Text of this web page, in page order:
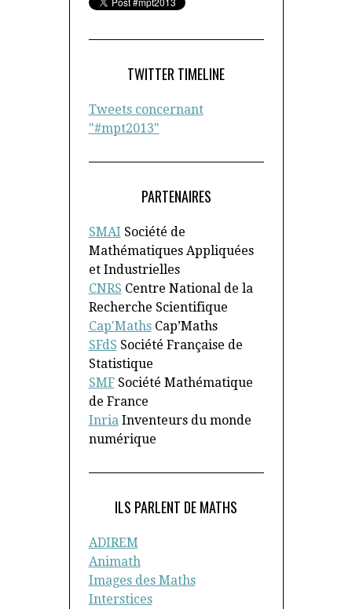
TWITTER TIMELINE
Tweets concernant
"#mpt2013"
PARTENAIRES
SMAI Société de
Mathématiques Appliquées
et Industrielles
CNRS Centre National de la
Recherche Scientifique
Cap'MathsCap’Maths
SFdS Société Française de
Statistique
SMFSociété Mathématique
de France
Inria Inventeurs du monde
numérique
ILS PARLENT DE MATHS
ADIREM
Animath
Images des Maths
Interstices